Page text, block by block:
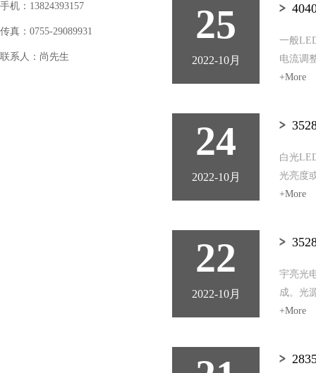
手机：13824393157
传真：0755-29089931
联系人：尚先生
25
2022-10月
一般
电流调
+More
24
2022-10月
白光
光亮度
+More
22
2022-10月
宇亮光
成。光
+More